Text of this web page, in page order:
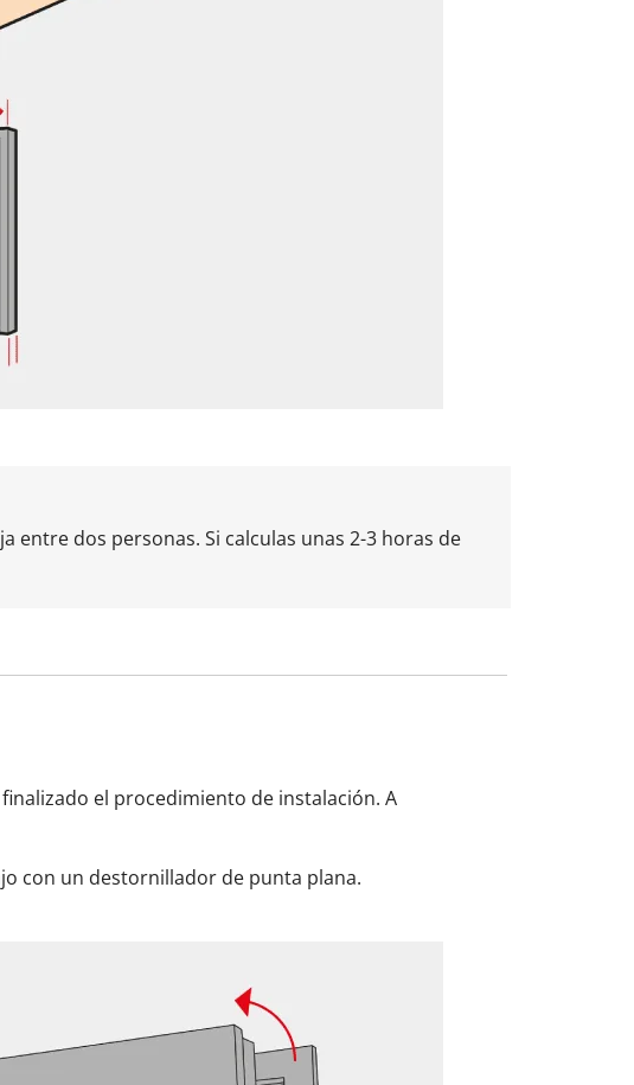
entre dos personas. Si calculas unas 2-3 horas de
el procedimiento de instalación. A
con un destornillador de punta plana.